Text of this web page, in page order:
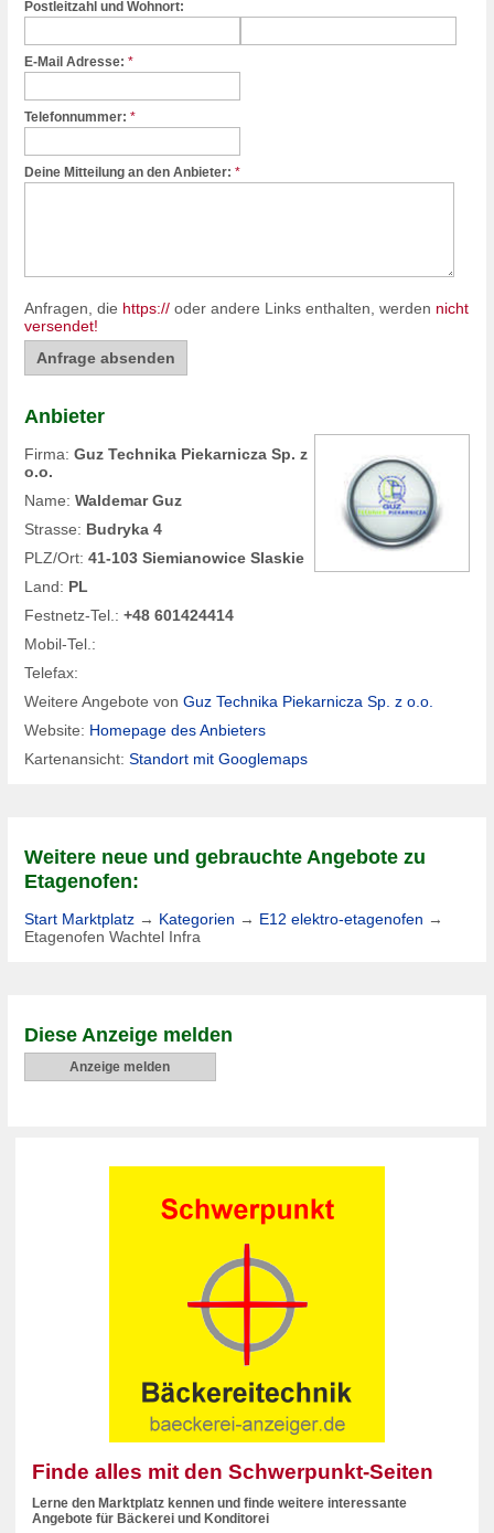
Postleitzahl und Wohnort:
E-Mail Adresse: *
Telefonnummer: *
Deine Mitteilung an den Anbieter: *
Anfragen, die https:// oder andere Links enthalten, werden nicht
versendet!
Anbieter
Firma: Guz Technika Piekarnicza Sp. z
o.o.
Name: Waldemar Guz
Strasse: Budryka 4
PLZ/Ort: 41-103 Siemianowice Slaskie
Land: PL
Festnetz-Tel.: +48 601424414
Mobil-Tel.:
Telefax:
Weitere Angebote von Guz Technika Piekarnicza Sp. z o.o.
Website: Homepage des Anbieters
Kartenansicht: Standort mit Googlemaps
Weitere neue und gebrauchte Angebote zu
Etagenofen:
Start Marktplatz → Kategorien → E12 elektro-etagenofen →
Etagenofen Wachtel Infra
Diese Anzeige melden
Anzeige melden
Finde alles mit den Schwerpunkt-Seiten
Lerne den Marktplatz kennen und finde weitere interessante
Angebote für Bäckerei und Konditorei